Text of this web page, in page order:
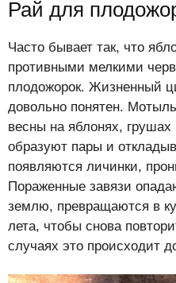
Рай для
Часто бывает так, что
противными мелкими
плодожорок. Жизненный
довольно понятен.
весны на яблонях,
образуют пары и
появляются личинки,
Пораженные завязи
землю, превращаются в
лета, чтобы снова
случаях это происходит